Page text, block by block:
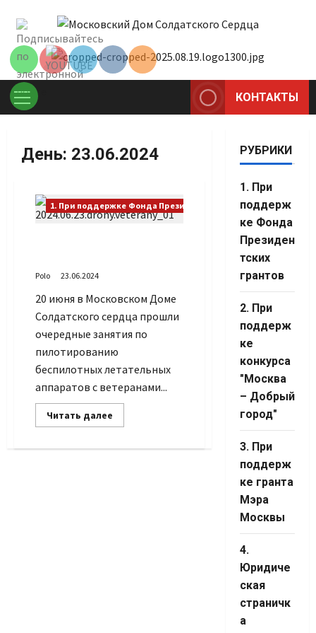
содержимому
Основное
КОНТАКТЫ
День: 23.06.2024
1. При поддержке Фонда Президентских грантов
Polo 23.06.2024
20 июня в Московском Доме
Солдатского сердца прошли
очередные занятия по
пилотированию
беспилотных летательных
аппаратов с ветеранами...
Читать далее
больше
меняют
РУБРИКИ
1. При
поддерж
ке Фонда
Президен
тских
грантов
2. При
поддерж
ке
конкурса
"Москва
– Добрый
город"
3. При
поддерж
ке гранта
Мэра
Москвы
4.
Юридиче
ская
страничк
а
Set Youtube
Channel ID
Set Youtube
Channel ID